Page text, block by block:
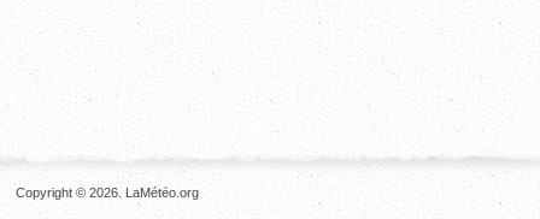
Copyright © 2026. LaMétéo.org